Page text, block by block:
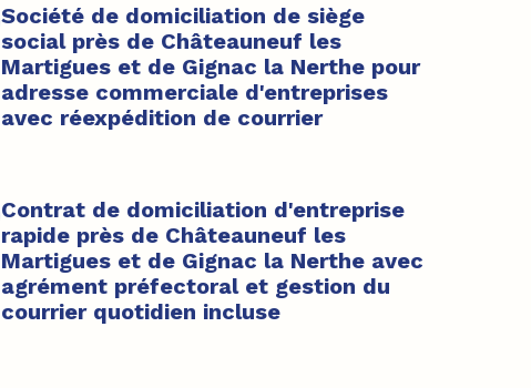
Société de domiciliation de siège
social près de Châteauneuf les
Martigues et de Gignac la Nerthe pour
adresse commerciale d'entreprises
avec réexpédition de courrier
Contrat de domiciliation d'entreprise
rapide près de Châteauneuf les
Martigues et de Gignac la Nerthe avec
agrément préfectoral et gestion du
courrier quotidien incluse